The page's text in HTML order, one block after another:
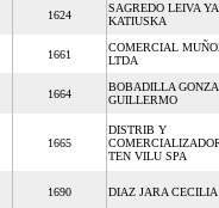
1624
SAGREDO LEIVA
KATIUSKA
1661
COMERCIAL
LTDA
1664
BOBADILLA
GUILLERMO
1665
DISTRIB Y
TEN VILU SPA
1690 DIAZ JARA CECILIA